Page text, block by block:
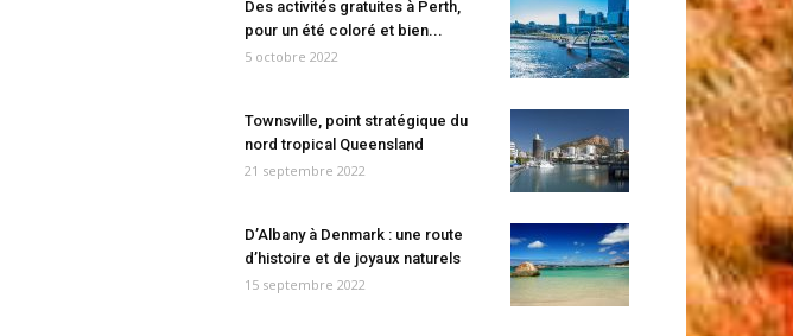
Des activités gratuites à Perth,
pour un été coloré et bien...
5 octobre 2022
Townsville, point stratégique du
nord tropical Queensland
21 septembre 2022
D’Albany à Denmark : une route
d’histoire et de joyaux naturels
15 septembre 2022